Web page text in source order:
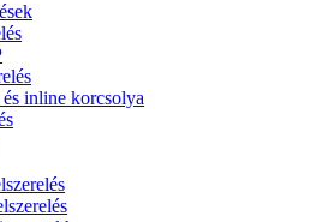
inline korcsolya